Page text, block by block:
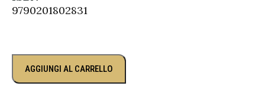
9790201802831
AGGIUNGI AL CARRELLO